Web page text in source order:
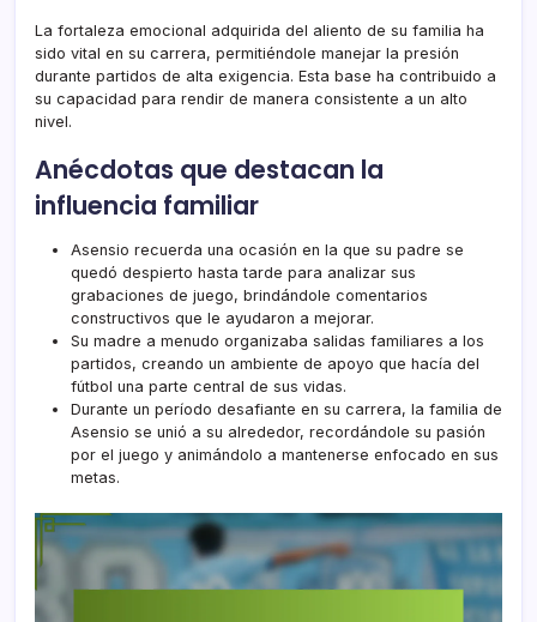
La fortaleza emocional adquirida del aliento de su familia ha
sido vital en su carrera, permitiéndole manejar la presión
durante partidos de alta exigencia. Esta base ha contribuido a
su capacidad para rendir de manera consistente a un alto
nivel.
Anécdotas que destacan la
influencia familiar
Asensio recuerda una ocasión en la que su padre se
quedó despierto hasta tarde para analizar sus
grabaciones de juego, brindándole comentarios
constructivos que le ayudaron a mejorar.
Su madre a menudo organizaba salidas familiares a los
partidos, creando un ambiente de apoyo que hacía del
fútbol una parte central de sus vidas.
Durante un período desafiante en su carrera, la familia de
Asensio se unió a su alrededor, recordándole su pasión
por el juego y animándolo a mantenerse enfocado en sus
metas.